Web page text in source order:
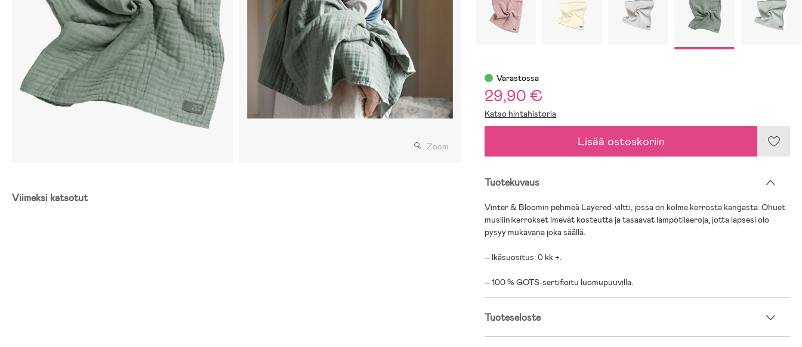
Zoom
Viimeksi katsotut
Varastossa
29,90 €
Katso hintahistoria
Lisää ostoskoriin
Tuotekuvaus
Vinter & Bloomin pehmeä Layered-viltti, jossa on kolme kerrosta kangasta. Ohuet
musliinikerrokset imevät kosteutta ja tasaavat lämpötilaeroja, jotta lapsesi olo
pysyy mukavana joka säällä.
– Ikäsuositus: 0 kk +.
– 100 % GOTS-sertifioitu luomupuuvilla.
Tuoteseloste